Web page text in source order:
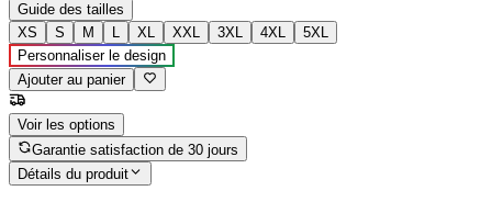
Guide des tailles
XS
S M L XL XXL 3XL 4XL
5XL
Personnaliser le design
Ajouter au panier
Voir les options
Garantie satisfaction de 30 jours
Détails du produit